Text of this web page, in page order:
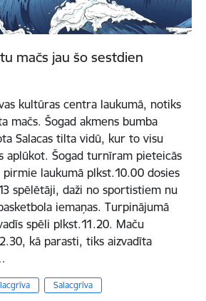
mačs jau šo sestdien
kultūras centra laukumā, notiks
mačs. Šogad akmens bumba
Salacas tilta vidū, kur to visu
aplūkot. Šogad turnīram pieteicās
laukumā plkst.10.00 dosies
spēlētāji, daži no sportistiem nu
iemaņas. Turpinājumā
spēli plkst.11.20. Maču
kā parasti, tiks aizvadīta
Salacgrīva